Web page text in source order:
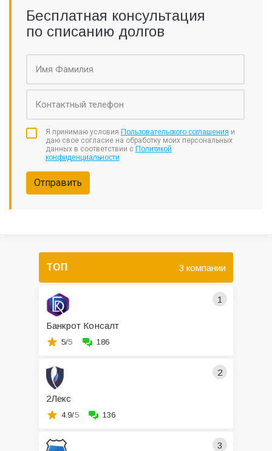
Бесплатная консультация
по списанию долгов
Я принимаю условия Пользовательского соглашения и
даю свое согласие на обработку моих персональных
данных в соответствии с Политикой
конфиденциальности
Отправить
ТОП 3 компании
1
Банкрот Консалт
5/5 186
2
2Лекс
4.9/5 136
3